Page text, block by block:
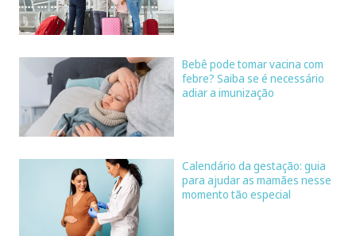
Bebê pode tomar vacina com
febre? Saiba se é necessário
adiar a imunização
Calendário da gestação: guia
para ajudar as mamães nesse
momento tão especial